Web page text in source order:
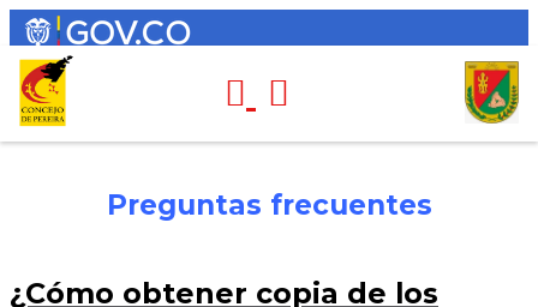
Preguntas frecuentes
¿Cómo obtener copia de los